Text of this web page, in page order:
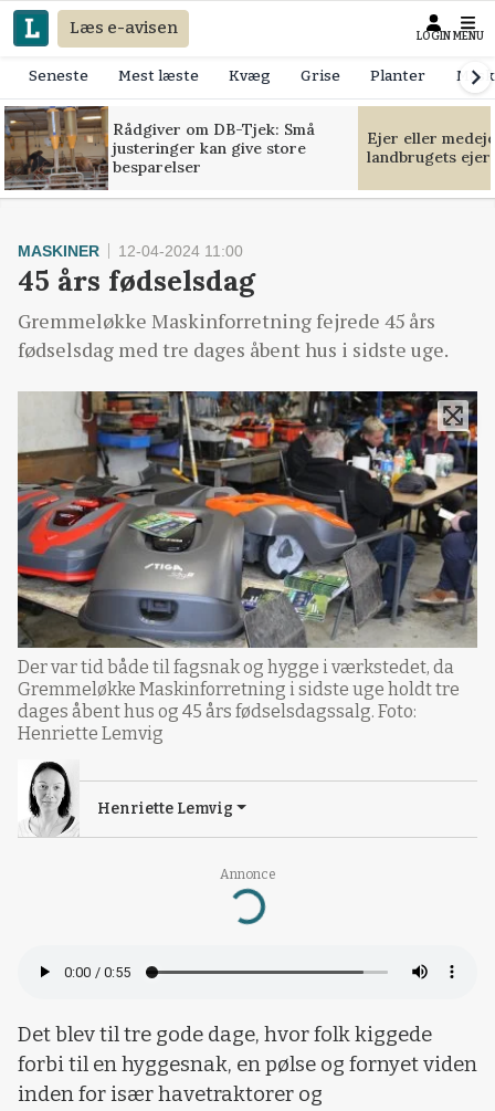
Læs e-avisen LOGIN MENU
Seneste Mest læste Kvæg Grise Planter
Rådgiver om DB-Tjek: Små
justeringer kan give store
besparelser
Ejer eller
landbrugets
Annonce
Loading...
MASKINER 12-04-2024 11:00
45 års fødselsdag
Gremmeløkke Maskinforretning fejrede 45 års
fødselsdag med tre dages åbent hus i sidste uge.
Der var tid både til fagsnak og hygge i værkstedet, da
Gremmeløkke Maskinforretning i sidste uge holdt tre
dages åbent hus og 45 års fødselsdagssalg. Foto:
Henriette Lemvig
Henriette Lemvig
Det blev til tre gode dage, hvor folk kiggede
forbi til en hyggesnak, en pølse og fornyet viden
inden for især havetraktorer og